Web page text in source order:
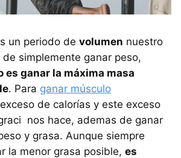
un periodo de volumen nuestro
simplemente ganar peso,
es ganar la máxima masa
. Para ganar músculo
de calorías y este exceso
nos hace, ademas de ganar
y grasa. Aunque siempre
la menor grasa posible, es